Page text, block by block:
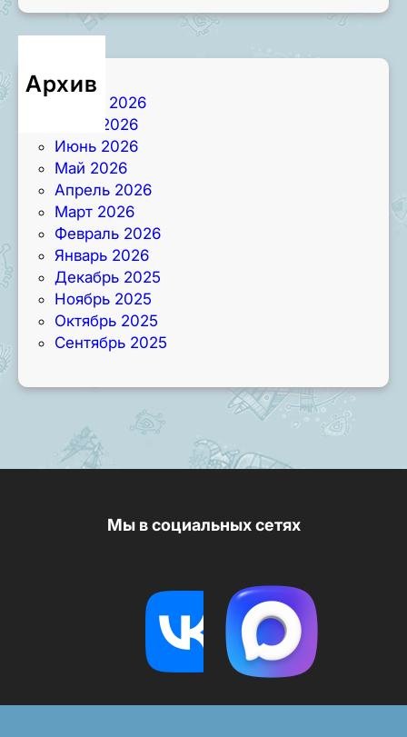
Архив
Август 2026
Июль 2026
Июнь 2026
Май 2026
Апрель 2026
Март 2026
Февраль 2026
Январь 2026
Декабрь 2025
Ноябрь 2025
Октябрь 2025
Сентябрь 2025
Мы в социальных сетях